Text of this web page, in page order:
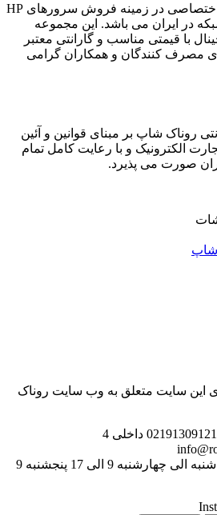
روناک شاپ یک فروشگاه اختصاصی در زمینه فروش سرورهای HP
در ایران می باشد. این مجموعه
با قیمتی مناسب و گارانتی معتبر
مصرف کنندگان و همکاران گرامی
روناک شاپ بر مبنای قوانین و آئین
الکترونیک و با رعایت کامل تمام
صورت می پذیرد.
شاپ
این سایت متعلق به وب سایت روناک
ساعات پاسخگویی : شنبه الی چهارشنبه 9 الی 17 پنجشنبه 9